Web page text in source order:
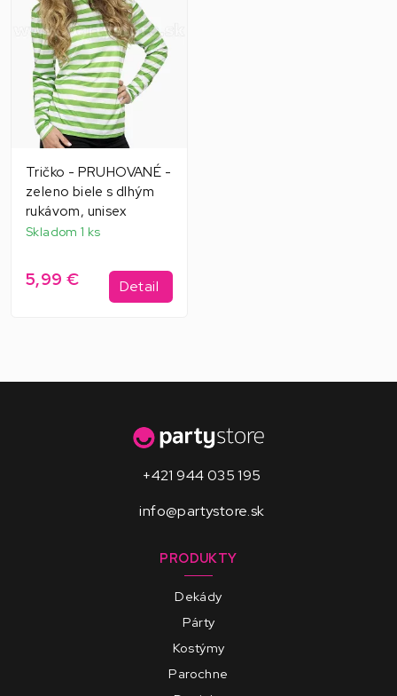
Tričko - PRUHOVANÉ -
zeleno biele s dlhým
rukávom, unisex
Skladom 1 ks
5,99 € Detail
+421 944 035 195
info@partystore.sk
PRODUKTY
Dekády
Párty
Kostýmy
Parochne